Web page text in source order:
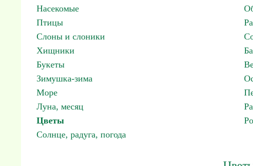
Насекомые
Птицы
Слоны и слоники
Хищники
Букеты
Зимушка-зима
Море
Луна, месяц
Цветы
Солнце, радуга, погода